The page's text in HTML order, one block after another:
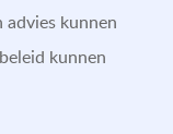
kunnen
kunnen